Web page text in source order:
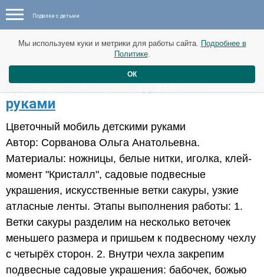
Поделки с детьми
Цветочный мобиль детскими
руками
Цветочный мобиль детскими руками
Автор: Сорванова Ольга Анатольевна.
Материалы: ножницы, белые нитки, иголка, клей-
момент "Кристалл", садовые подвесные
украшения, искусственные ветки сакуры, узкие
атласные ленты. Этапы выполнения работы: 1.
Ветки сакуры разделим на несколько веточек
меньшего размера и пришьем к подвесному чехлу
с четырёх сторон. 2. Внутри чехла закрепим
подвесные садовые украшения: бабочек, божью
Мы используем куки и метрики для работы сайта. Подробнее в
Политике.
ОК